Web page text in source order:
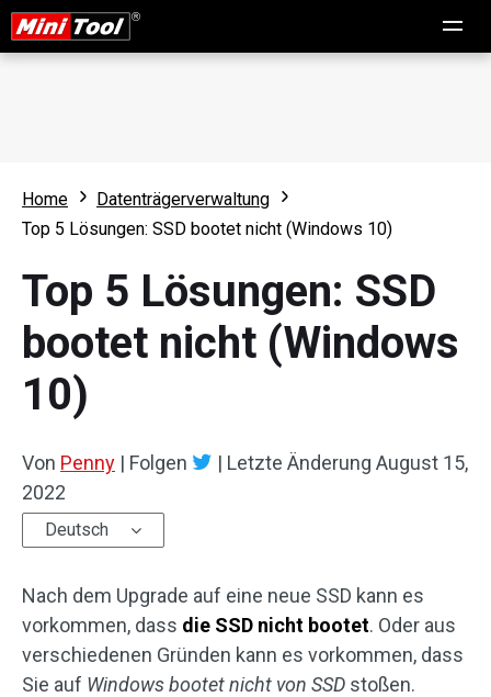
Home
Datenträgerverwaltung
Top 5 Lösungen: SSD bootet nicht (Windows 10)
Top 5 Lösungen: SSD
bootet nicht (Windows
10)
Von Penny | Folgen | Letzte Änderung August 15,
2022
Deutsch
Nach dem Upgrade auf eine neue SSD kann es
vorkommen, dass die SSD nicht bootet. Oder aus
verschiedenen Gründen kann es vorkommen, dass
Sie auf Windows bootet nicht von SSD stoßen.